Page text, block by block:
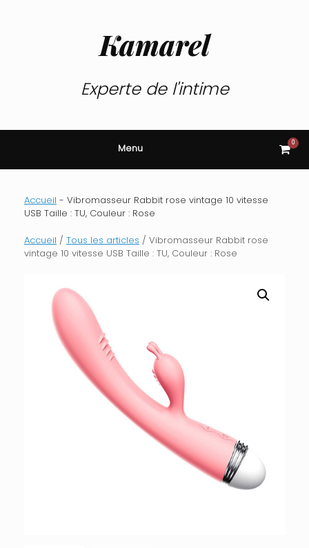
Kamarel
Experte de l'intime
Menu View
cart
0
Accueil - Vibromasseur Rabbit rose vintage 10 vitesse
USB Taille : TU, Couleur : Rose
Accueil / Tous les articles / Vibromasseur Rabbit rose
vintage 10 vitesse USB Taille : TU, Couleur : Rose